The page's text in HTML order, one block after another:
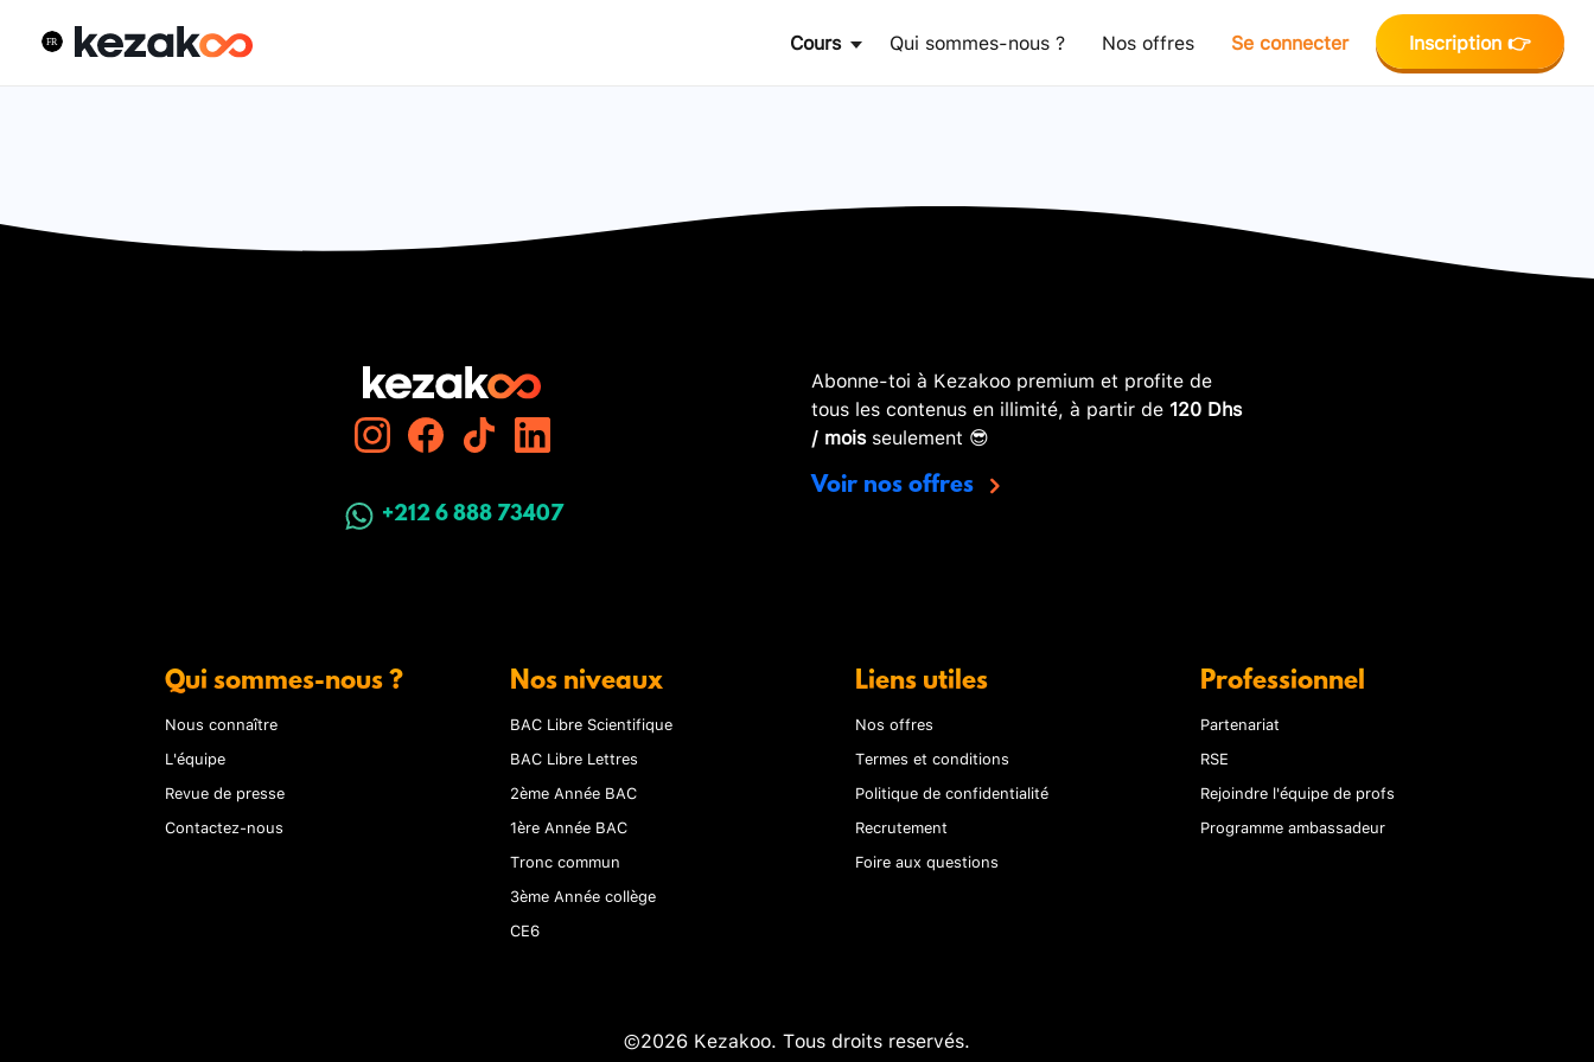
Cours Qui sommes-nous ? Nos offres Se connecter Inscription 👉
+212 6 888 73407
Abonne-toi à Kezakoo premium et profite de
tous les contenus en illimité, à partir de 120 Dhs
/ moisseulement 😎
Voir nos offres
Qui sommes-nous ?
Nous connaître
L'équipe
Revue de presse
Contactez-nous
Nos niveaux
BAC Libre Scientifique
BAC Libre Lettres
2ème Année BAC
1ère Année BAC
Tronc commun
3ème Année collège
CE6
Liens utiles
Nos offres
Termes et conditions
Politique de confidentialité
Recrutement
Foire aux questions
Professionnel
Partenariat
RSE
Rejoindre l'équipe de profs
Programme ambassadeur
©2026 Kezakoo. Tous droits reservés.